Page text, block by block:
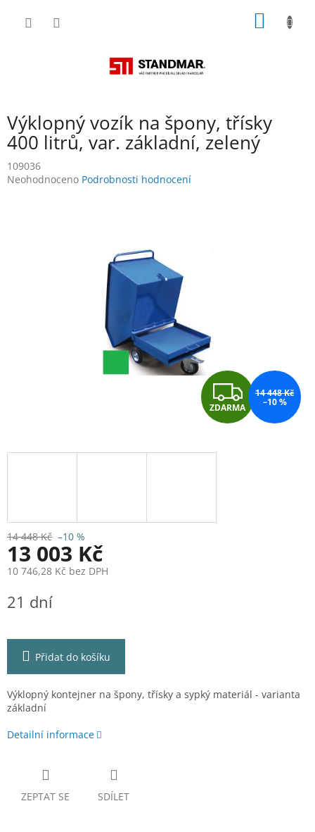
Výklopný vozík na špony, třísky
400 litrů, var. základní, zelený
109036
Průměrné
Neohodnoceno Podrobnosti hodnocení
Z
D
ZDARMA
14 448 Kč
–10 %
14 448 Kč –10 %
13 003 Kč
10 746,28 Kč bez DPH
cena:
21 dní
Přidat do košíku
Výklopný kontejner na špony, třísky a sypký materiál - varianta
základní
Detailní informace
ZEPTAT SE SDÍLET